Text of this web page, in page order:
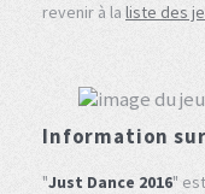
revenir à la liste des
Information
"Just Dance 2016"